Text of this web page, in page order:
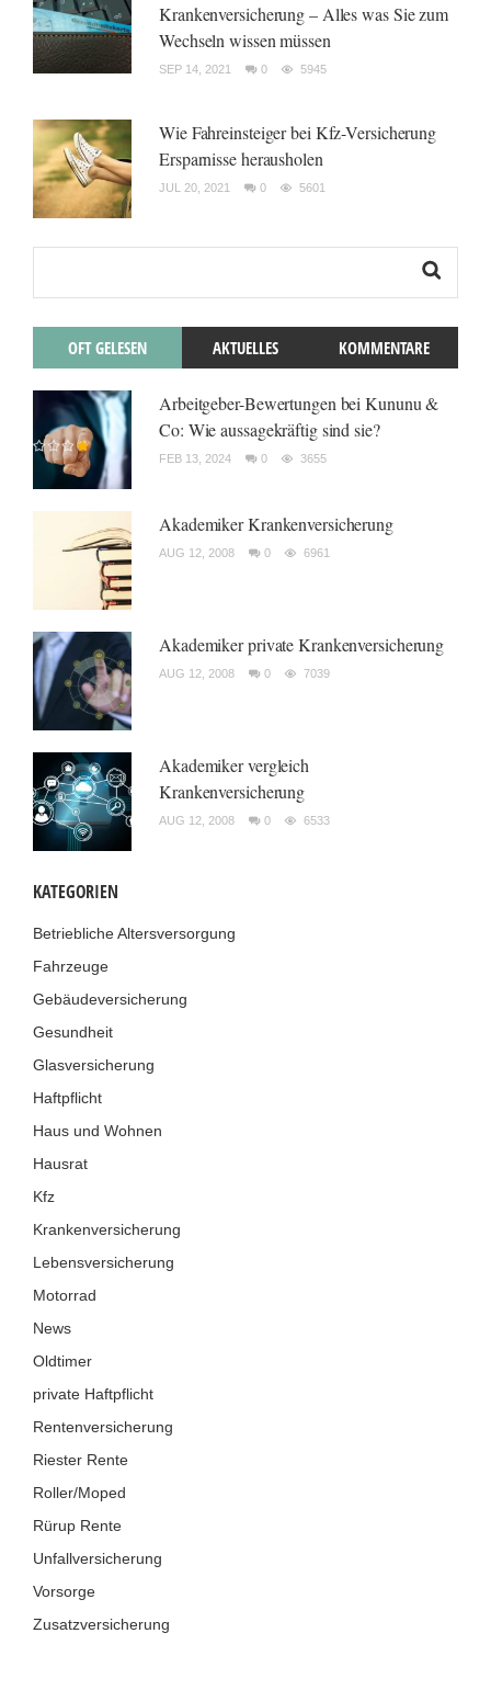
Krankenversicherung – Alles was Sie zum
Wechseln wissen müssen
SEP 14, 2021 0 5945
Wie Fahreinsteiger bei Kfz-Versicherung
Ersparnisse herausholen
JUL 20, 2021 0 5601
OFT GELESEN AKTUELLES KOMMENTARE
Arbeitgeber-Bewertungen bei Kununu &
Co: Wie aussagekräftig sind sie?
FEB 13, 2024 0 3655
Akademiker Krankenversicherung
AUG 12, 2008 0 6961
Akademiker private Krankenversicherung
AUG 12, 2008 0 7039
Akademiker vergleich
Krankenversicherung
AUG 12, 2008 0 6533
KATEGORIEN
Betriebliche Altersversorgung
Fahrzeuge
Gebäudeversicherung
Gesundheit
Glasversicherung
Haftpflicht
Haus und Wohnen
Hausrat
Kfz
Krankenversicherung
Lebensversicherung
Motorrad
News
Oldtimer
private Haftpflicht
Rentenversicherung
Riester Rente
Roller/Moped
Rürup Rente
Unfallversicherung
Vorsorge
Zusatzversicherung